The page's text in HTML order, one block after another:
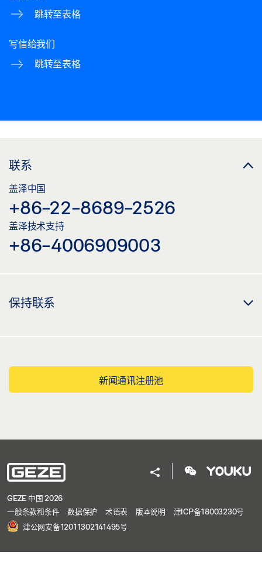
跳转至表格
写信给我们
跳转至表格
联系
盖泽中国
+86-22-8689-2526
盖泽技术支持
+86-4006909003
保持联系
新闻通讯注册池
GEZE 中国 2026
一般条款和条件
数据保护 术语表 版本说明
津ICP备18003230号
津公网安备12011302141495号